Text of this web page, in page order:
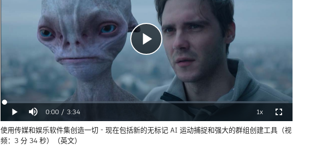
播
放
放
音
当
前
时
0:00 / 时
长
3:34
Loaded:
0%
Progress:
播
放
速
度
1x
屏
使用传媒和娱乐软件集创造一切 - 现在包括新的无标记 AI 运动捕捉和强大的群组创建工具（视
频：3 分 34 秒）（英文）